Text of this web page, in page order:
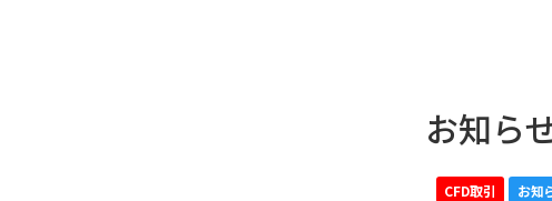
お知ら
CFD取引 お知